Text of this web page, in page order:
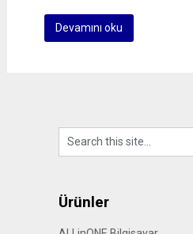
Devamını oku
Ürünler